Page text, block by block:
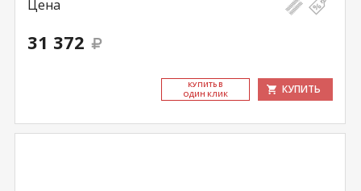
Цена
31 372
КУ­ПИТЬ В
ОДИН КЛИК
КУПИТЬ